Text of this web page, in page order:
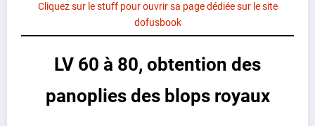
Cliquez sur le stuff pour ouvrir sa page dédiée sur le site
dofusbook
LV 60 à 80, obtention des
panoplies des blops royaux